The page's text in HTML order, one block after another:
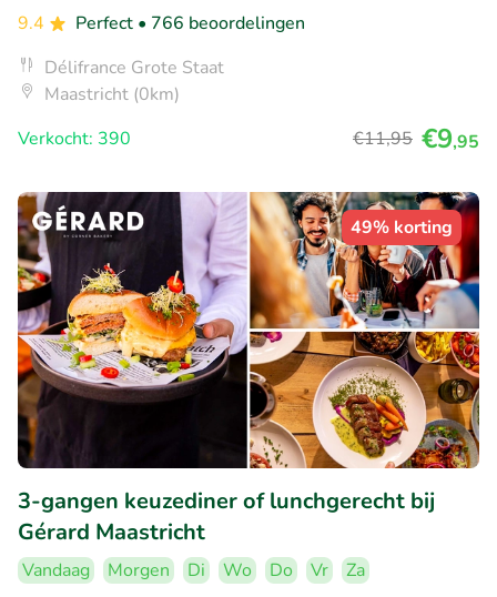
9.4 Perfect • 766 beoordelingen
Délifrance Grote Staat
Maastricht (0km)
Verkocht: 390
€11,95 €9,95
49% korting
3-gangen keuzediner of lunchgerecht bij
Gérard Maastricht
Vandaag Morgen Di Wo Do Vr
Za